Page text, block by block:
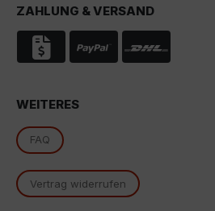
ZAHLUNG & VERSAND
WEITERES
FAQ
Vertrag widerrufen
Cookie akzeptieren, stimmen Sie
S. 1 lit. a DSGVO ein, dass Ihre
Google verarbeitet werden. Die
Europäischen Gerichtshof als ein
Datenschutzniveau eingestuft.
Es besteht insbesondere das
von US-Behörden zu Kontroll- und
Rechtsmittel, verarbeitet werden.
essenzielle Cookies akzeptieren"